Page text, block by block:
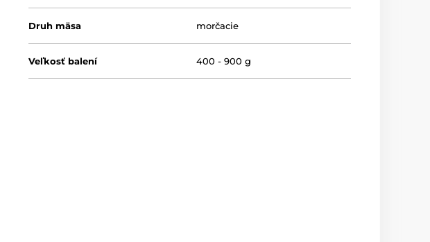
Druh mäsa morčacie
Veľkosť balení 400 - 900 g